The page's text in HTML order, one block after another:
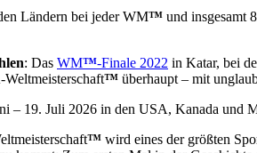
Ländern bei jeder WM™ und insgesamt
: Das WM™-Finale 2022 in Katar, bei
Weltmeisterschaft™ überhaupt – mit
– 19. Juli 2026 in den USA, Kanada und
™ wird eines der größten